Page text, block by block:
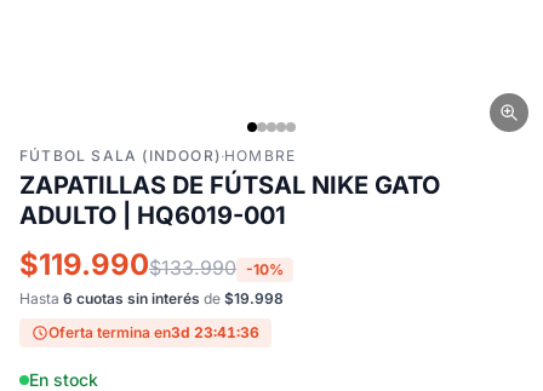
FÚTBOL SALA (INDOOR)·HOMBRE
ZAPATILLAS DE FÚTSAL NIKE GATO
ADULTO | HQ6019-001
$119.990$133.990 -10%
Hasta 6 cuotas sin interés de $19.998
Oferta termina en3d 23:41:35
En stock